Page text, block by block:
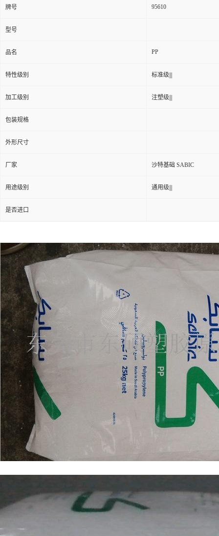
牌号 95610
型号
品名 PP
特性级别 标准级|||
加工级别 注塑级|||
包装规格
外形尺寸
厂家 沙特基础 SABIC
用途级别 通用级|||
是否进口